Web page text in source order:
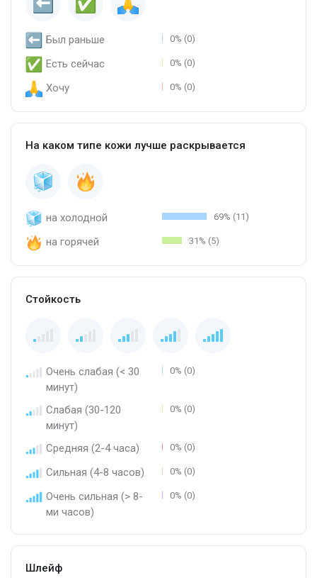
Был раньше 0% (0)
Есть сейчас 0% (0)
Хочу 0% (0)
На каком типе кожи лучше раскрывается
на холодной 69% (11)
на горячей 31% (5)
Стойкость
Очень слабая (< 30
минут)
0% (0)
Слабая (30-120
минут)
0% (0)
Средняя (2-4 часа) 0% (0)
Сильная (4-8 часов) 0% (0)
Очень сильная (> 8-
ми часов)
0% (0)
Шлейф